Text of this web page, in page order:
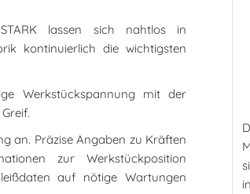
lassen sich nahtlos in
kontinuierlich die wichtigsten
Werkstückspannung mit der
an. Präzise Angaben zu Kräften
zur Werkstückposition
auf nötige Wartungen